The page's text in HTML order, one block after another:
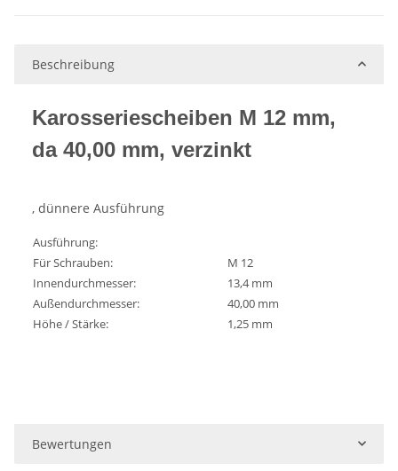
Beschreibung
Karosseriescheiben M 12 mm,
da 40,00 mm, verzinkt
, dünnere Ausführung
Ausführung:
Für Schrauben:
M 12
Innendurchmesser:
13,4 mm
Außendurchmesser:
40,00 mm
Höhe / Stärke:
1,25 mm
Bewertungen